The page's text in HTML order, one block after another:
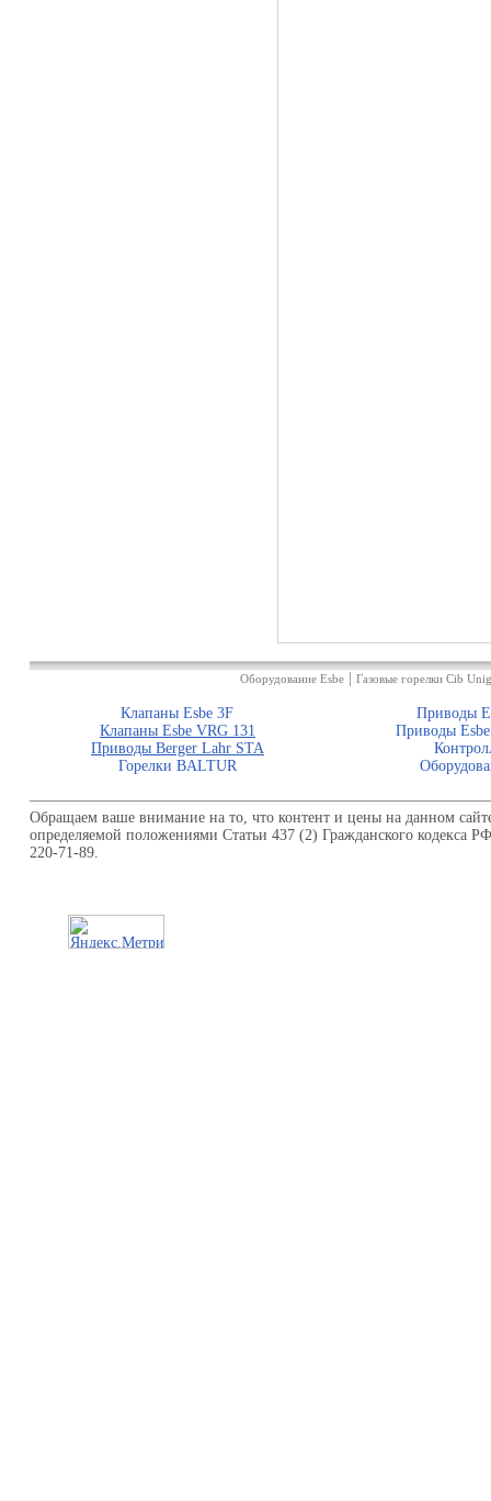
Оборудование Esbe Газовые горелки Cib
Клапаны Esbe 3F
Приводы
Клапаны Esbe VRG 131
Приводы
Приводы Berger Lahr STA
Горелки BALTUR
Обращаем ваше внимание на то, что контент и цены на данном
определяемой положениями Статьи 437 (2) Гражданского кодекса
220-71-89.